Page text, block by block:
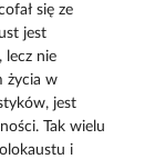
się ze
jest
lecz nie
życia w
jest
Tak wielu
i